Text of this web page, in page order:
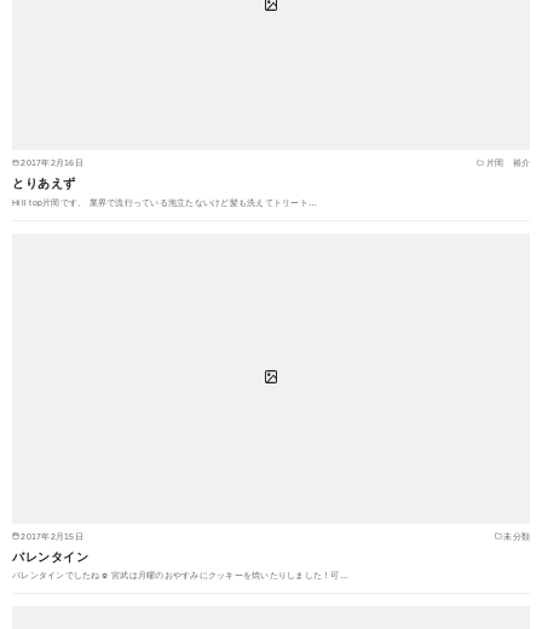
2017年2月16日 片岡 裕介
とりあえず
Hill top片岡です。 業界で流行っている泡立たないけど髪も洗えてトリート…
2017年2月15日 未分類
バレンタイン
バレンタインでしたね☺︎ 宮武は月曜のおやすみにクッキーを焼いたりしました！可…